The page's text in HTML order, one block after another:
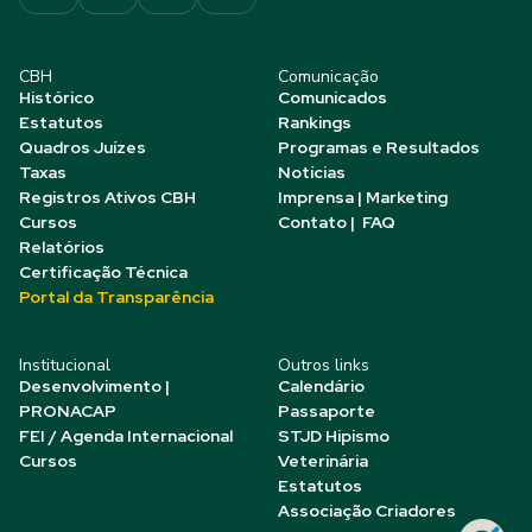
CBH
Histórico
Estatutos
Quadros Juízes
Taxas
Registros Ativos CBH
Cursos
Relatórios
Certificação Técnica
Portal da Transparência
Comunicação
Comunicados
Rankings
Programas e Resultados
Notícias
Imprensa | Marketing
Contato | FAQ
Institucional
Desenvolvimento |
PRONACAP
FEI / Agenda Internacional
Cursos
Outros links
Calendário
Passaporte
STJD Hipismo
Veterinária
Estatutos
Associação Criadores